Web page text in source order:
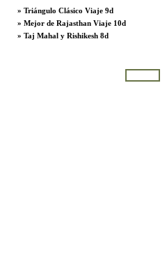
» Triángulo Clásico Viaje 9d
» Mejor de Rajasthan Viaje 10d
» Taj Mahal y Rishikesh 8d